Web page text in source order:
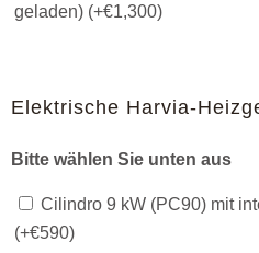
geladen) (+€1,300)
Elektrische Harvia-
Bitte wählen Sie unten aus
Cilindro 9 kW (PC90) mit
(+€590)